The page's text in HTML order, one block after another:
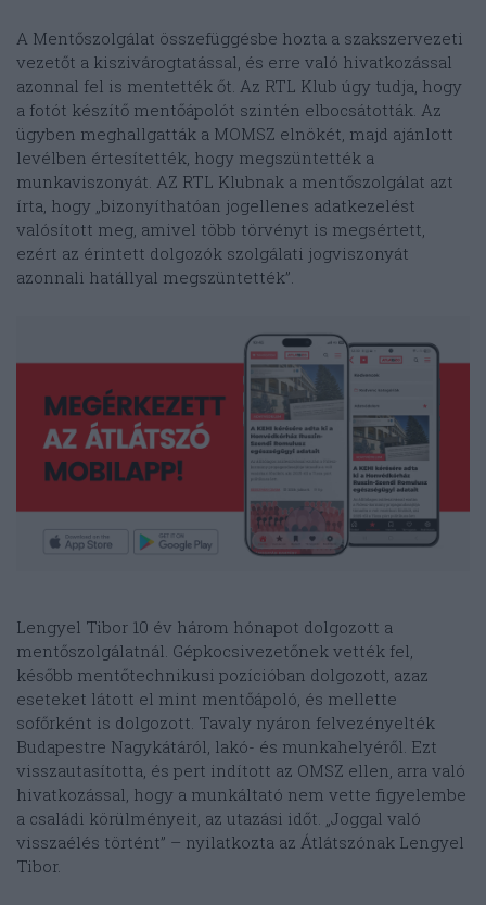
A Mentőszolgálat összefüggésbe hozta a szakszervezeti
vezetőt a kiszivárogtatással, és erre való hivatkozással
azonnal fel is mentették őt. Az RTL Klub úgy tudja, hogy
a fotót készítő mentőápolót szintén elbocsátották. Az
ügyben meghallgatták a MOMSZ elnökét, majd ajánlott
levélben értesítették, hogy megszüntették a
munkaviszonyát. AZ RTL Klubnak a mentőszolgálat azt
írta, hogy „bizonyíthatóan jogellenes adatkezelést
valósított meg, amivel több törvényt is megsértett,
ezért az érintett dolgozók szolgálati jogviszonyát
azonnali hatállyal megszüntették”.
Lengyel Tibor 10 év három hónapot dolgozott a
mentőszolgálatnál. Gépkocsivezetőnek vették fel,
később mentőtechnikusi pozícióban dolgozott, azaz
eseteket látott el mint mentőápoló, és mellette
sofőrként is dolgozott. Tavaly nyáron felvezényelték
Budapestre Nagykátáról, lakó- és munkahelyéről. Ezt
visszautasította, és pert indított az OMSZ ellen, arra való
hivatkozással, hogy a munkáltató nem vette figyelembe
a családi körülményeit, az utazási időt. „Joggal való
visszaélés történt” – nyilatkozta az Átlátszónak Lengyel
Tibor.